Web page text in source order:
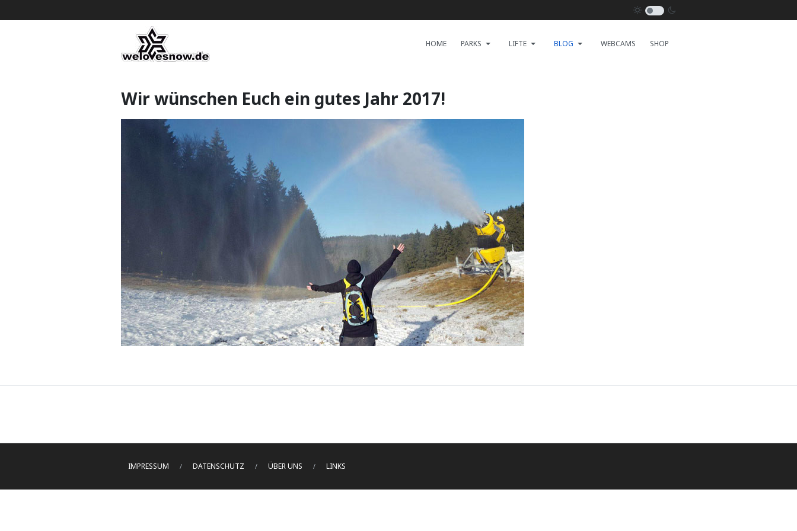
HOME PARKS LIFTE BLOG WEBCAMS SHOP
Wir wünschen Euch ein gutes Jahr 2017!
IMPRESSUM DATENSCHUTZ ÜBER UNS LINKS